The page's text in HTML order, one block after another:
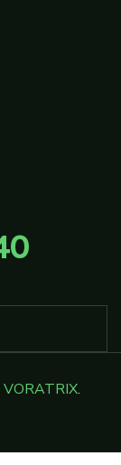
VORATRIX.